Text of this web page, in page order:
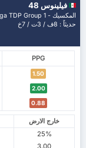
فيلينوس 48
المكسيك - Liga TDP Group 1
حديثاً : 8ف / 3ت / 7خ
PPG
1.50
2.00
0.88
خارج الارض
25%